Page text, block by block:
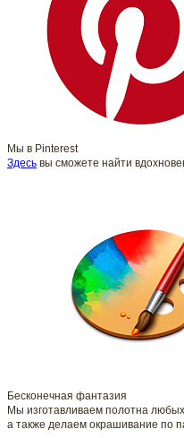
Мы в Pinterest
Здесь вы сможете найти
Бесконечная фантазия
Мы изготавливаем полотна
а также делаем окрашивание по